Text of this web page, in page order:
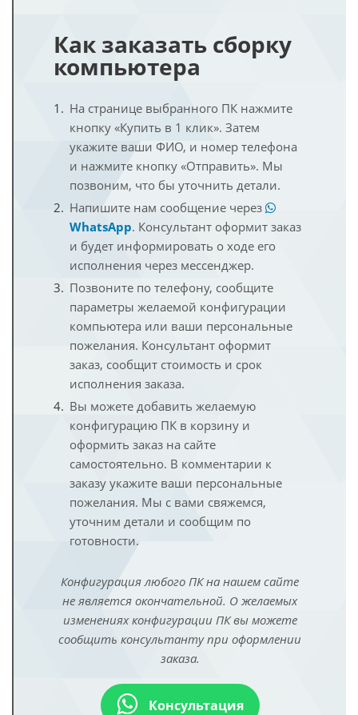
Как заказать сборку
компьютера
На странице выбранного ПК нажмите
кнопку «Купить в 1 клик». Затем
укажите ваши ФИО, и номер телефона
и нажмите кнопку «Отправить». Мы
позвоним, что бы уточнить детали.
Напишите нам сообщение через
WhatsApp. Консультант оформит заказ
и будет информировать о ходе его
исполнения через мессенджер.
Позвоните по телефону, сообщите
параметры желаемой конфигурации
компьютера или ваши персональные
пожелания. Консультант оформит
заказ, сообщит стоимость и срок
исполнения заказа.
Вы можете добавить желаемую
конфигурацию ПК в корзину и
оформить заказ на сайте
самостоятельно. В комментарии к
заказу укажите ваши персональные
пожелания. Мы с вами свяжемся,
уточним детали и сообщим по
готовности.
Конфигурация любого ПК на нашем сайте
не является окончательной. О желаемых
изменениях конфигурации ПК вы можете
сообщить консультанту при оформлении
заказа.
Консультация